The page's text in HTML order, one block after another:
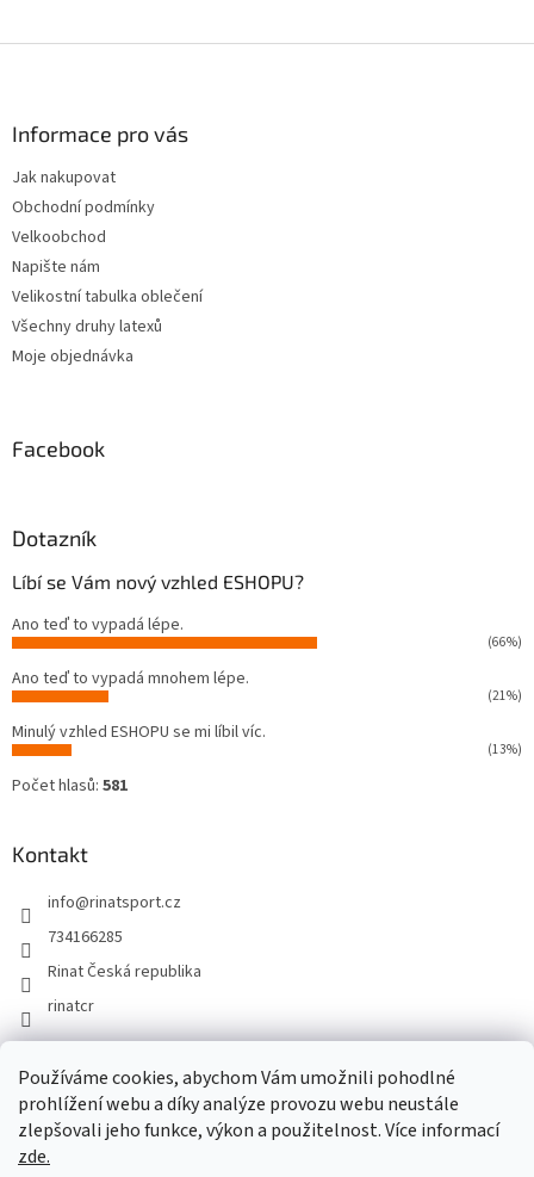
Používáme cookies, abychom Vám umožnili pohodlné
prohlížení webu a díky analýze provozu webu neustále
zlepšovali jeho funkce, výkon a použitelnost. Více informací
zde.
Informace pro vás
Jak nakupovat
Obchodní podmínky
Velkoobchod
Napište nám
Velikostní tabulka oblečení
Všechny druhy latexů
Moje objednávka
Facebook
Dotazník
Líbí se Vám nový vzhled ESHOPU?
Ano teď to vypadá lépe.
(66%)
Ano teď to vypadá mnohem lépe.
(21%)
Minulý vzhled ESHOPU se mi líbil víc.
(13%)
Počet hlasů: 581
Kontakt
info@rinatsport.cz
734166285
Rinat Česká republika
rinatcr
Rinat Europe www.sport4outlet.cz